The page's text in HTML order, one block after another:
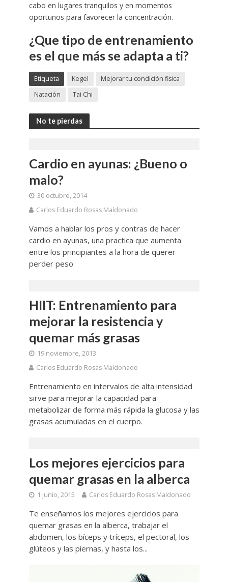
cabo en lugares tranquilos y en momentos
oportunos para favorecer la concentración.
¿Que tipo de entrenamiento
es el que más se adapta a ti?
Etiqueta Kegel
Mejorar tu condición fisica
Natación
Tai Chi
No te pierdas
Cardio en ayunas: ¿Bueno o
malo?
30 octubre, 2014
Carlos Eduardo Rosas Maldonado
Vamos a hablar los pros y contras de hacer
cardio en ayunas, una practica que aumenta
entre los principiantes a la hora de querer
perder peso
HIIT: Entrenamiento para
mejorar la resistencia y
quemar más grasas
19 noviembre, 2013
Carlos Eduardo Rosas Maldonado
Entrenamiento en intervalos de alta intensidad
sirve para mejorar la capacidad para
metabolizar de forma más rápida la glucosa y las
grasas acumuladas en el cuerpo.
Los mejores ejercicios para
quemar grasas en la alberca
1 junio, 2015 Carlos Eduardo Rosas Maldonado
Te enseñamos los mejores ejercicios para
quemar grasas en la alberca, trabajar el
abdomen, los bíceps y tríceps, el pectoral, los
glúteos y las piernas, y hasta los...